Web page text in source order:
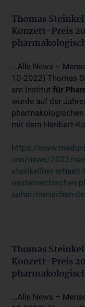
Thomas
Konzett-Preis
...Alle News –
10-2022) Thomas
am Institut für
wurde auf der
mit dem Heribert-
https://
uns/news/2022/
steinkellner-
oesterreichischen-
aphar/menschen-
Thomas
Konzett-Preis
...Alle News –